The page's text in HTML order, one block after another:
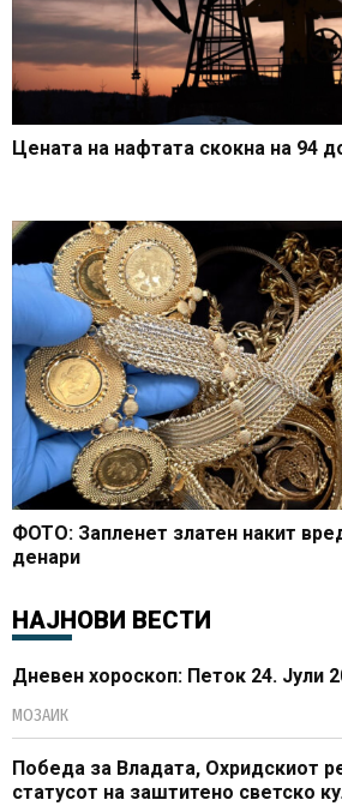
Цената на нафтата скокна на 94
ФОТО: Запленет златен накит
денари
НАЈНОВИ ВЕСТИ
Дневен хороскоп: Петок 24. Јули
МОЗАИК
Победа за Владата, Охридскиот
статусот на заштитено светско